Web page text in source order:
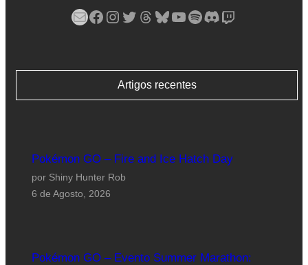
Mail Facebook Instagram Twitter Threads Bluesky YouTube Spotify Discord Twitch
Artigos recentes
Pokémon GO – Fire and Ice Hatch Day
por Shiny Hunter Rob
6 de Agosto, 2026
Pokémon GO – Evento Summer Marathon: